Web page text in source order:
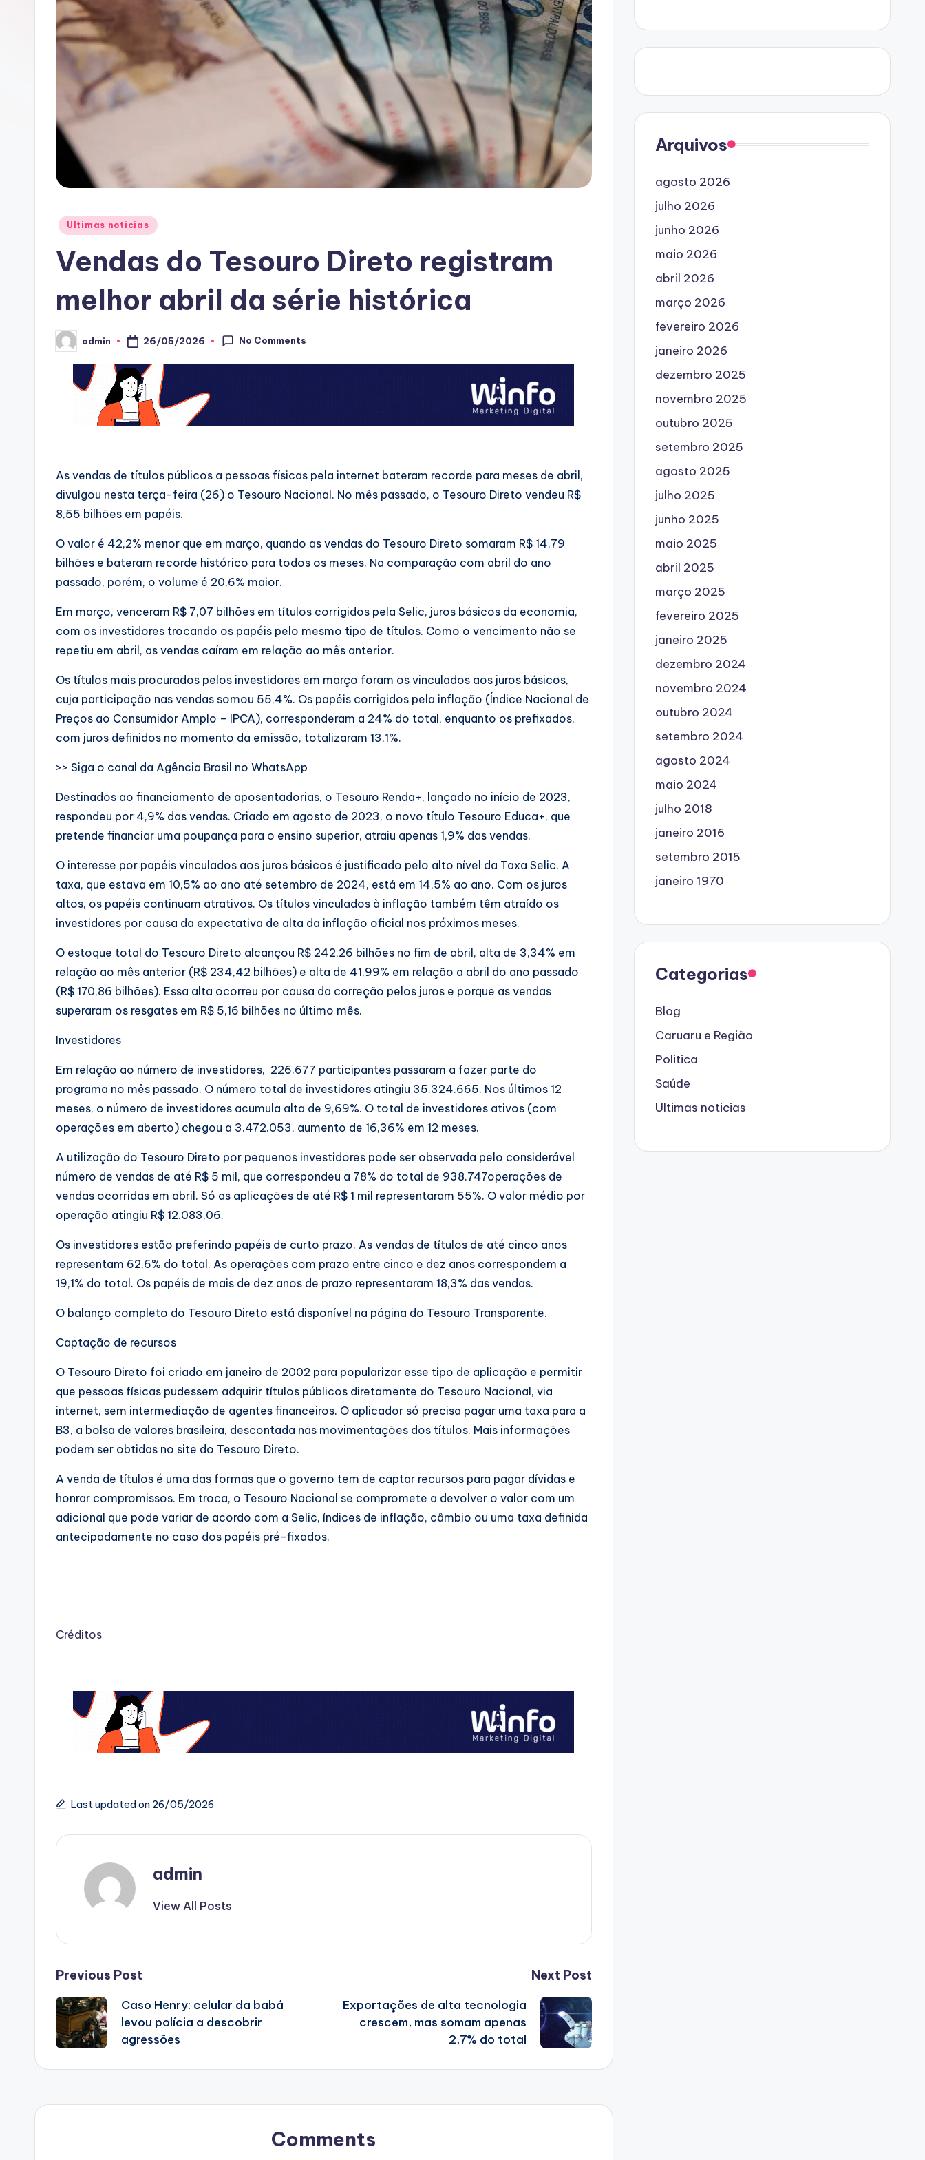
A
C
Posted
Ultimas noticias
Vendas do Tesouro Direto registram
melhor abril da série histórica
Posted
by
admin 26/05/2026 No Comments
As vendas de títulos públicos a pessoas físicas pela internet bateram recorde para meses de abril,
divulgou nesta terça-feira (26) o Tesouro Nacional. No mês passado, o Tesouro Direto vendeu R$
8,55 bilhões em papéis.
O valor é 42,2% menor que em março, quando as vendas do Tesouro Direto somaram R$ 14,79
bilhões e bateram recorde histórico para todos os meses. Na comparação com abril do ano
passado, porém, o volume é 20,6% maior.
Em março, venceram R$ 7,07 bilhões em títulos corrigidos pela Selic, juros básicos da economia,
com os investidores trocando os papéis pelo mesmo tipo de títulos. Como o vencimento não se
repetiu em abril, as vendas caíram em relação ao mês anterior.
Os títulos mais procurados pelos investidores em março foram os vinculados aos juros básicos,
cuja participação nas vendas somou 55,4%. Os papéis corrigidos pela inflação (Índice Nacional de
Preços ao Consumidor Amplo – IPCA), corresponderam a 24% do total, enquanto os prefixados,
com juros definidos no momento da emissão, totalizaram 13,1%.
>> Siga o canal da Agência Brasil no WhatsApp
Destinados ao financiamento de aposentadorias, o Tesouro Renda+, lançado no início de 2023,
respondeu por 4,9% das vendas. Criado em agosto de 2023, o novo título Tesouro Educa+, que
pretende financiar uma poupança para o ensino superior, atraiu apenas 1,9% das vendas.
O interesse por papéis vinculados aos juros básicos é justificado pelo alto nível da Taxa Selic. A
taxa, que estava em 10,5% ao ano até setembro de 2024, está em 14,5% ao ano. Com os juros
altos, os papéis continuam atrativos. Os títulos vinculados à inflação também têm atraído os
investidores por causa da expectativa de alta da inflação oficial nos próximos meses.
O estoque total do Tesouro Direto alcançou R$ 242,26 bilhões no fim de abril, alta de 3,34% em
relação ao mês anterior (R$ 234,42 bilhões) e alta de 41,99% em relação a abril do ano passado
(R$ 170,86 bilhões). Essa alta ocorreu por causa da correção pelos juros e porque as vendas
superaram os resgates em R$ 5,16 bilhões no último mês.
Investidores
Em relação ao número de investidores, 226.677 participantes passaram a fazer parte do
programa no mês passado. O número total de investidores atingiu 35.324.665. Nos últimos 12
meses, o número de investidores acumula alta de 9,69%. O total de investidores ativos (com
operações em aberto) chegou a 3.472.053, aumento de 16,36% em 12 meses.
A utilização do Tesouro Direto por pequenos investidores pode ser observada pelo considerável
número de vendas de até R$ 5 mil, que correspondeu a 78% do total de 938.747operações de
vendas ocorridas em abril. Só as aplicações de até R$ 1 mil representaram 55%. O valor médio por
operação atingiu R$ 12.083,06.
Os investidores estão preferindo papéis de curto prazo. As vendas de títulos de até cinco anos
representam 62,6% do total. As operações com prazo entre cinco e dez anos correspondem a
19,1% do total. Os papéis de mais de dez anos de prazo representaram 18,3% das vendas.
O balanço completo do Tesouro Direto está disponível na página do Tesouro Transparente.
Captação de recursos
O Tesouro Direto foi criado em janeiro de 2002 para popularizar esse tipo de aplicação e permitir
que pessoas físicas pudessem adquirir títulos públicos diretamente do Tesouro Nacional, via
internet, sem intermediação de agentes financeiros. O aplicador só precisa pagar uma taxa para a
B3, a bolsa de valores brasileira, descontada nas movimentações dos títulos. Mais informações
podem ser obtidas no site do Tesouro Direto.
A venda de títulos é uma das formas que o governo tem de captar recursos para pagar dívidas e
honrar compromissos. Em troca, o Tesouro Nacional se compromete a devolver o valor com um
adicional que pode variar de acordo com a Selic, índices de inflação, câmbio ou uma taxa definida
antecipadamente no caso dos papéis pré-fixados.
Créditos
Last updated on 26/05/2026
admin
View All Posts
Post
navigation
Previous Post
Caso Henry: celular da babá
levou polícia a descobrir
agressões
Next Post
Exportações de alta tecnologia
crescem, mas somam apenas
2,7% do total
Comments
Arquivos
agosto 2026
julho 2026
junho 2026
maio 2026
abril 2026
março 2026
fevereiro 2026
janeiro 2026
dezembro 2025
novembro 2025
outubro 2025
setembro 2025
agosto 2025
julho 2025
junho 2025
maio 2025
abril 2025
março 2025
fevereiro 2025
janeiro 2025
dezembro 2024
novembro 2024
outubro 2024
setembro 2024
agosto 2024
maio 2024
julho 2018
janeiro 2016
setembro 2015
janeiro 1970
Categorias
Blog
Caruaru e Região
Politica
Saúde
Ultimas noticias